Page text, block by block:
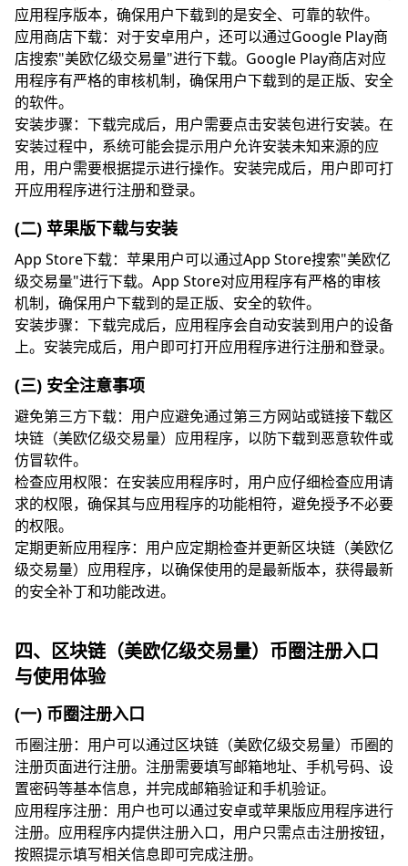
应用程序版本，确保用户下载到的是安全、可靠的软件。
应用商店下载：对于安卓用户，还可以通过Google Play商
店搜索"美欧亿级交易量"进行下载。Google Play商店对应
用程序有严格的审核机制，确保用户下载到的是正版、安全
的软件。
安装步骤：下载完成后，用户需要点击安装包进行安装。在
安装过程中，系统可能会提示用户允许安装未知来源的应
用，用户需要根据提示进行操作。安装完成后，用户即可打
开应用程序进行注册和登录。
(二) 苹果版下载与安装
App Store下载：苹果用户可以通过App Store搜索"美欧亿
级交易量"进行下载。App Store对应用程序有严格的审核
机制，确保用户下载到的是正版、安全的软件。
安装步骤：下载完成后，应用程序会自动安装到用户的设备
上。安装完成后，用户即可打开应用程序进行注册和登录。
(三) 安全注意事项
避免第三方下载：用户应避免通过第三方网站或链接下载区
块链（美欧亿级交易量）应用程序，以防下载到恶意软件或
仿冒软件。
检查应用权限：在安装应用程序时，用户应仔细检查应用请
求的权限，确保其与应用程序的功能相符，避免授予不必要
的权限。
定期更新应用程序：用户应定期检查并更新区块链（美欧亿
级交易量）应用程序，以确保使用的是最新版本，获得最新
的安全补丁和功能改进。
四、区块链（美欧亿级交易量）币圈注册入口
与使用体验
(一) 币圈注册入口
币圈注册：用户可以通过区块链（美欧亿级交易量）币圈的
注册页面进行注册。注册需要填写邮箱地址、手机号码、设
置密码等基本信息，并完成邮箱验证和手机验证。
应用程序注册：用户也可以通过安卓或苹果版应用程序进行
注册。应用程序内提供注册入口，用户只需点击注册按钮，
按照提示填写相关信息即可完成注册。